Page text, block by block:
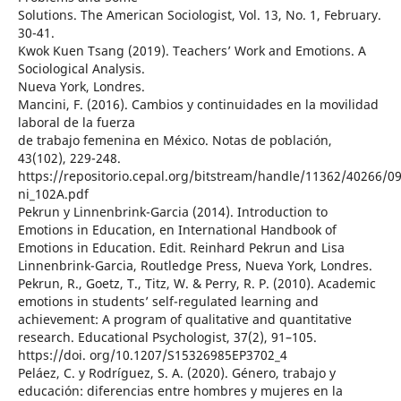
Solutions. The American Sociologist, Vol. 13, No. 1, February.
30-41.
Kwok Kuen Tsang (2019). Teachers’ Work and Emotions. A
Sociological Analysis.
Nueva York, Londres.
Mancini, F. (2016). Cambios y continuidades en la movilidad
laboral de la fuerza
de trabajo femenina en México. Notas de población,
43(102), 229-248.
https://repositorio.cepal.org/bitstream/handle/11362/40266/
ni_102A.pdf
Pekrun y Linnenbrink-Garcia (2014). Introduction to
Emotions in Education, en International Handbook of
Emotions in Education. Edit. Reinhard Pekrun and Lisa
Linnenbrink-Garcia, Routledge Press, Nueva York, Londres.
Pekrun, R., Goetz, T., Titz, W. & Perry, R. P. (2010). Academic
emotions in students’ self-regulated learning and
achievement: A program of qualitative and quantitative
research. Educational Psychologist, 37(2), 91–105.
https://doi. org/10.1207/S15326985EP3702_4
Peláez, C. y Rodríguez, S. A. (2020). Género, trabajo y
educación: diferencias entre hombres y mujeres en la